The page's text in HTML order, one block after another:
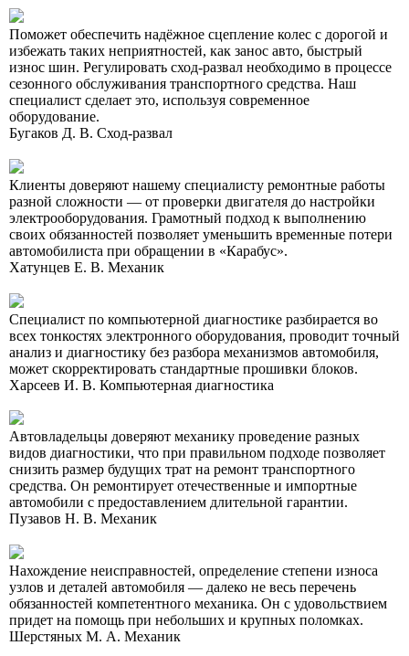
Поможет обеспечить надёжное сцепление колес с дорогой и
избежать таких неприятностей, как занос авто, быстрый
износ шин. Регулировать сход-развал необходимо в процессе
сезонного обслуживания транспортного средства. Наш
специалист сделает это, используя современное
оборудование.
Бугаков Д. В. Сход-развал
Клиенты доверяют нашему специалисту ремонтные работы
разной сложности — от проверки двигателя до настройки
электрооборудования. Грамотный подход к выполнению
своих обязанностей позволяет уменьшить временные потери
автомобилиста при обращении в «Карабус».
Хатунцев Е. В. Механик
Специалист по компьютерной диагностике разбирается во
всех тонкостях электронного оборудования, проводит точный
анализ и диагностику без разбора механизмов автомобиля,
может скорректировать стандартные прошивки блоков.
Харсеев И. В. Компьютерная диагностика
Автовладельцы доверяют механику проведение разных
видов диагностики, что при правильном подходе позволяет
снизить размер будущих трат на ремонт транспортного
средства. Он ремонтирует отечественные и импортные
автомобили с предоставлением длительной гарантии.
Пузавов Н. В. Механик
Нахождение неисправностей, определение степени износа
узлов и деталей автомобиля — далеко не весь перечень
обязанностей компетентного механика. Он с удовольствием
придет на помощь при небольших и крупных поломках.
Шерстяных М. А. Механик